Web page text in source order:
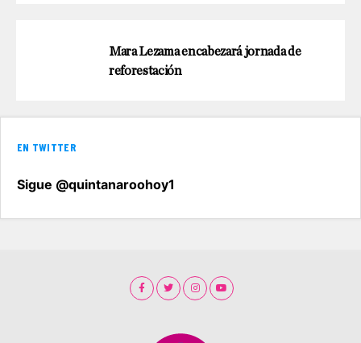
Mara Lezama encabezará jornada de
reforestación
EN TWITTER
Sigue @quintanaroohoy1